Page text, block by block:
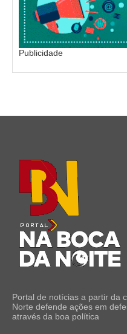
Publicidade
Portal de notícias a partir da
Norte defende ações em
através da boa política